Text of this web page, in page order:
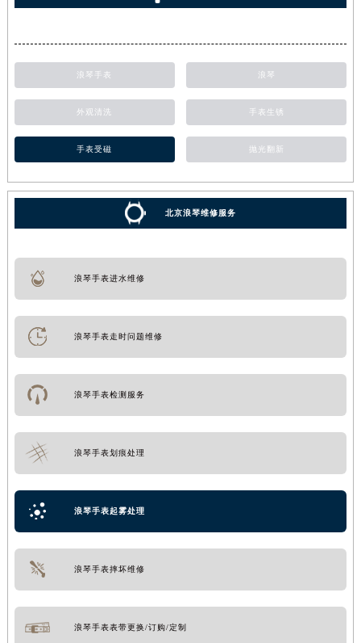
浪琴手表 浪琴
外观清洗 手表生锈
手表受磁 抛光翻新
北京浪琴维修服务
浪琴手表进水维修
浪琴手表走时问题维修
浪琴手表检测服务
浪琴手表划痕处理
浪琴手表起雾处理
浪琴手表摔坏维修
浪琴手表表带更换/订购/定制